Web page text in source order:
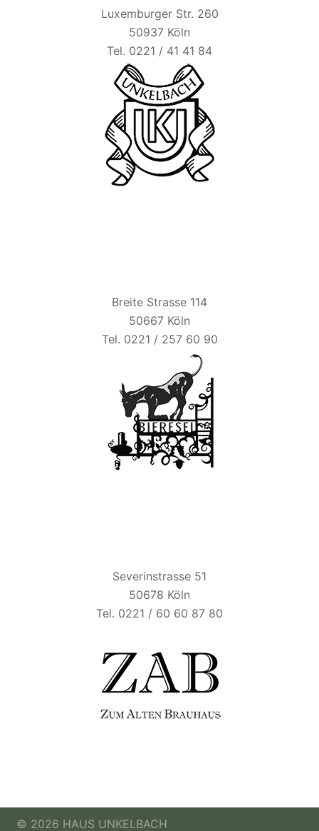
Luxemburger Str. 260
50937 Köln
Tel. 0221 / 41 41 84
Breite Strasse 114
50667 Köln
Tel. 0221 / 257 60 90
Severinstrasse 51
50678 Köln
Tel. 0221 / 60 60 87 80
© 2026 HAUS UNKELBACH